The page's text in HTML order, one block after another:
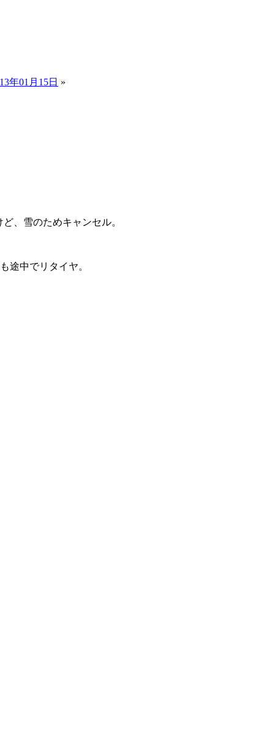
年01月15日 »
、雪のためキャンセル。
途中でリタイヤ。